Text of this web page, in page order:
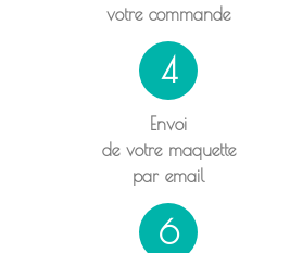
votre commande
4
Envoi
de votre maquette
par email
6